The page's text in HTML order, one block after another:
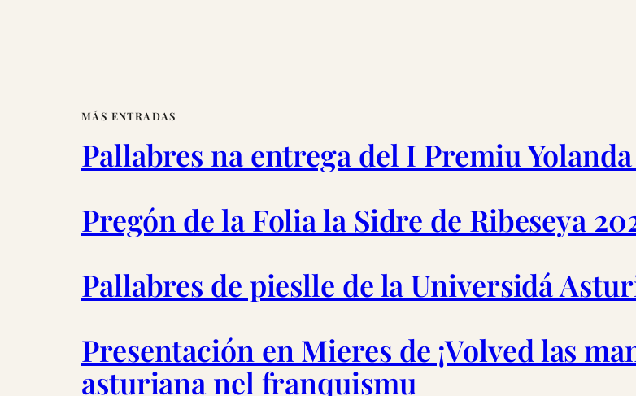
MÁS ENTRADAS
Pallabres na entrega del I Premiu
Pregón de la Folia la Sidre de Ribeseya
Pallabres de pieslle de la Universidá
Presentación en Mieres de ¡Volved las
asturiana nel franquismu